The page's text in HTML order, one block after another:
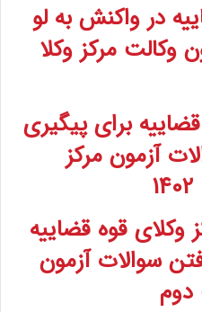
در واکنش به لو
وکالت مرکز وکلا
برای پیگیری
آزمون مرکز
وکلای قوه قضاییه
سوالات آزمون